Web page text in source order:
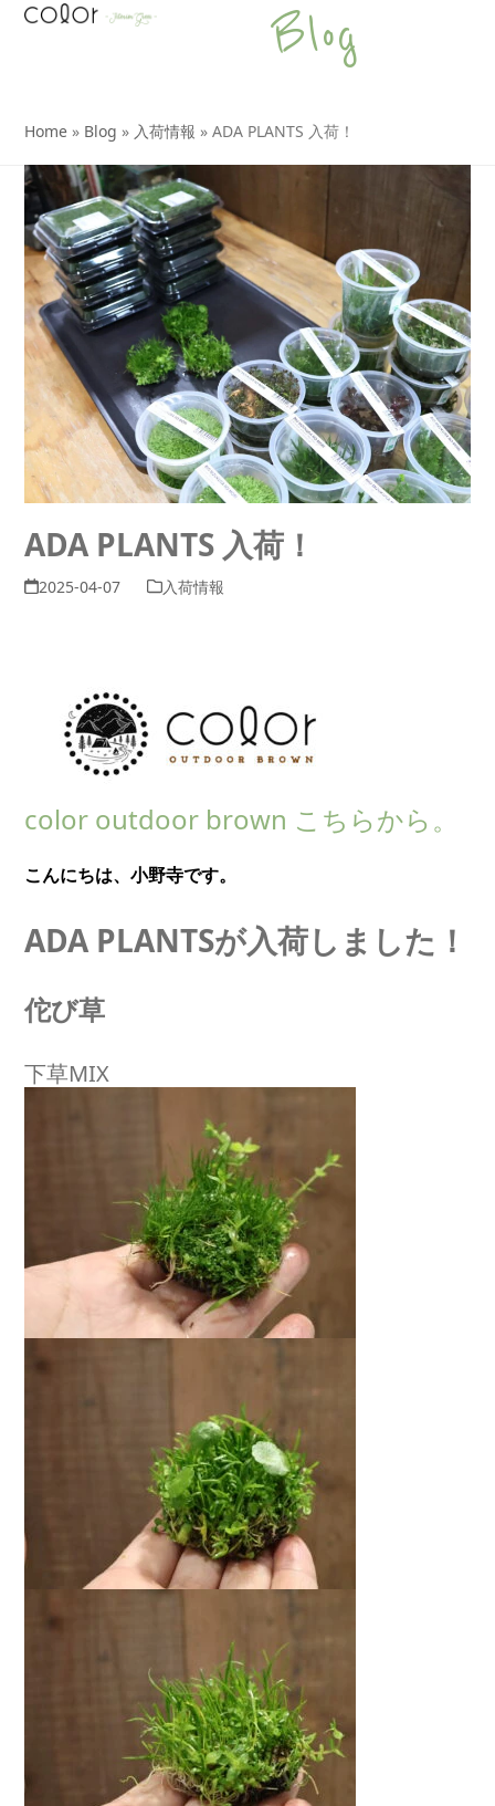
SkipOpen
Close
Blog
Home » Blog » 入荷情報 »ADA PLANTS 入荷！
ADA PLANTS 入荷！
2025-04-07 入荷情報
color outdoor brown こちらから。
こんにちは、小野寺です。
ADA PLANTSが入荷しました！
佗び草
下草MIX